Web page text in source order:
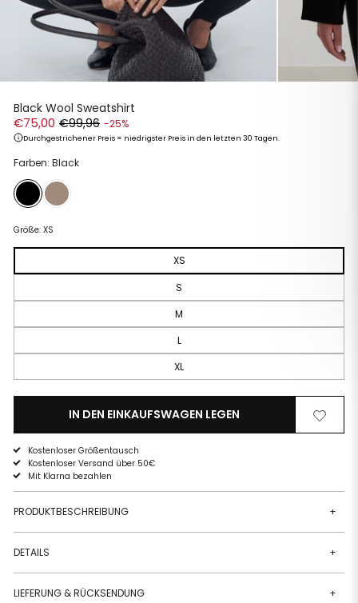
Black Wool Sweatshirt
€75,00 €99,96 -25%
Durchgestrichener Preis = niedrigster Preis in den letzten 30 Tagen.
Preis
Farben: Black
Größe: XS
XS
S
M
L
XL
IN DEN EINKAUFSWAGEN LEGEN
Zur
Von
der
Kostenloser Größentausch
Kostenloser Versand über 50€
Mit Klarna bezahlen
PRODUKTBESCHREIBUNG +
DETAILS +
LIEFERUNG & RÜCKSENDUNG +